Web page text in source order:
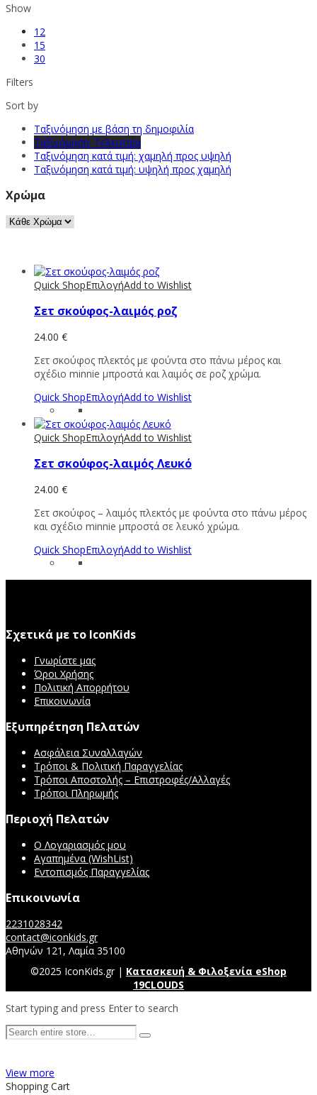
Show
12
15
30
Filters
Sort by
Ταξινόμηση με βάση τη δημοφιλία
Ταξινόμηση: Τελευταία
Ταξινόμηση κατά τιμή: χαμηλή προς υψηλή
Ταξινόμηση κατά τιμή: υψηλή προς χαμηλή
Χρώμα
Quick ShopΕπιλογήAdd to Wishlist
Σετ σκούφος-λαιμός ροζ
24.00 €
Σετ σκούφος πλεκτός με φούντα στο πάνω μέρος και
σχέδιο minnie μπροστά και λαιμός σε ροζ χρώμα.
Quick ShopΕπιλογήAdd to Wishlist
Quick ShopΕπιλογήAdd to Wishlist
Σετ σκούφος-λαιμός Λευκό
24.00 €
Σετ σκούφος – λαιμός πλεκτός με φούντα στο πάνω μέρος
και σχέδιο minnie μπροστά σε λευκό χρώμα.
Quick ShopΕπιλογήAdd to Wishlist
Σχετικά με το IconKids
Γνωρίστε μας
Όροι Χρήσης
Πολιτική Απορρήτου
Επικοινωνία
Εξυπηρέτηση Πελατών
Ασφάλεια Συναλλαγών
Τρόποι & Πολιτική Παραγγελίας
Τρόποι Αποστολής – Επιστροφές/Αλλαγές
Τρόποι Πληρωμής
Περιοχή Πελατών
Ο Λογαριασμός μου
Αγαπημένα (WishList)
Εντοπισμός Παραγγελίας
Επικοινωνία
2231028342
contact@iconkids.gr
Αθηνών 121, Λαμία 35100
©2025 IconKids.gr | Κατασκευή & Φιλοξενία eShop
19CLOUDS
Start typing and press Enter to search
View more
Shopping Cart